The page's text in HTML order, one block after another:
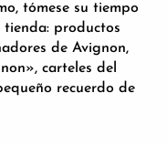
tómese su tiempo
productos
de Avignon,
carteles del
recuerdo de